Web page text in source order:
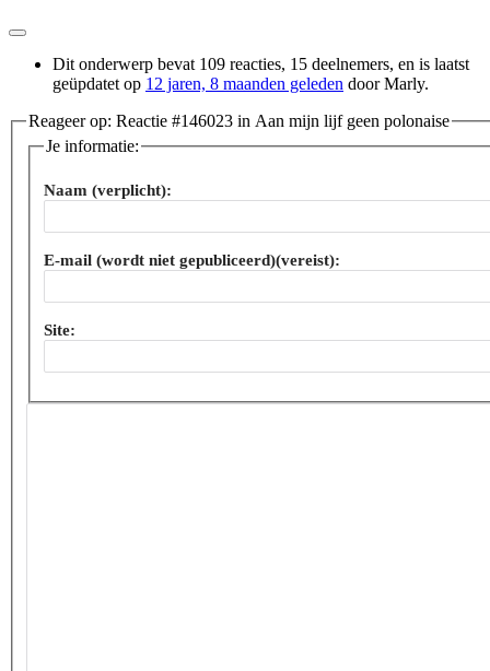
Dit onderwerp bevat 109 reacties, 15 deelnemers, en is laatst
geüpdatet op 12 jaren, 8 maanden geleden doorMarly.
Reageer op: Reactie #146023 in Aan mijn lijf geen polonaise
Je informatie:
Naam (verplicht):
E-mail (wordt niet gepubliceerd)(vereist):
Site: